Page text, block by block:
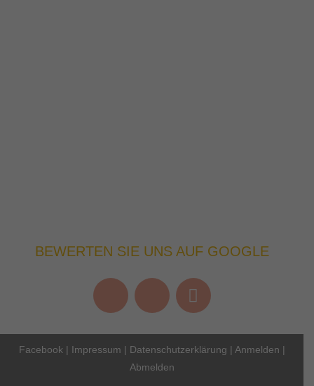
BEWERTEN SIE UNS AUF GOOGLE
Facebook | Impressum | Datenschutzerklärung | Anmelden |
Abmelden